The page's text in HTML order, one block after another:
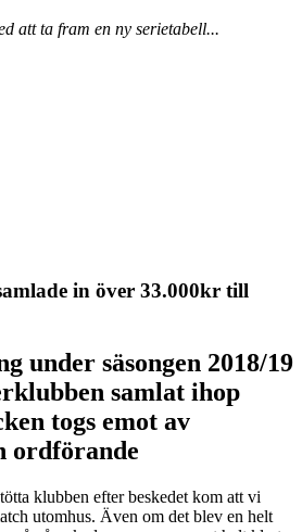
att ta fram en ny serietabell...
in över 33.000kr till
under säsongen 2018/19
samlat ihop
togs emot av
ordförande
klubben efter beskedet kom att vi
utomhus. Även om det blev en helt